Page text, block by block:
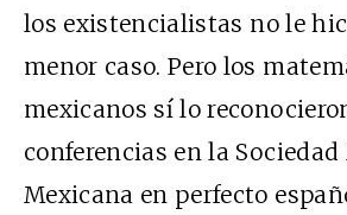
los existencialistas no le
menor caso. Pero los
mexicanos sí lo
conferencias en la
Mexicana en perfecto